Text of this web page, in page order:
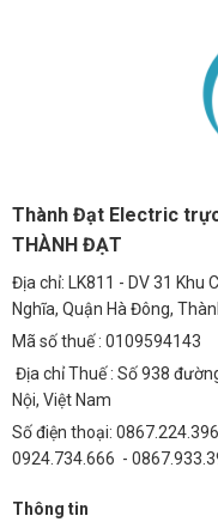
Thành Đạt Electric
THÀNH ĐẠT
Địa chỉ: LK811 - DV 31 Khu
Nghĩa, Quận Hà Đông,
Mã số thuế : 0109594143
Địa chỉ Thuế : Số 938
Nội, Việt Nam
Số điện thoại:
0924.734.666 -
Thông tin